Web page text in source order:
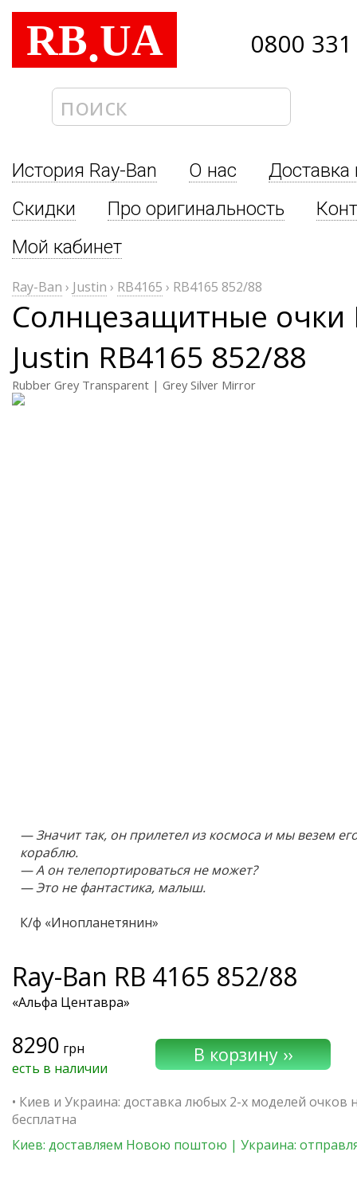
RB.UA 0800
История Ray-Ban О нас
Доставка
Скидки
Про оригинальность
Мой кабинет
Ray-Ban › Justin › RB4165 › RB4165 852/88
Солнцезащитные очки
Justin RB4165 852/88
Rubber Grey Transparent | Grey Silver Mirror
— Значит так, он прилетел из космоса и мы везем
кораблю.
— А он телепортироваться не может?
— Это не фантастика, малыш.
К/ф «Инопланетянин»
Ray-Ban RB 4165 852/88
«Альфа Центавра»
8290 грн
есть в наличии
• Киев и Украина: доставка любых 2-х моделей
бесплатна
Киев: доставляем Новою поштою | Украина: